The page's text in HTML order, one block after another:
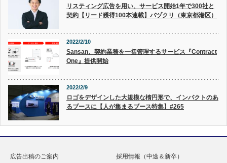
リスティング広告を用い、サービス開始1年で300社と
契約【リード獲得100本連載】バヅクリ（東京都港区）
2022/2/10
Sansan、契約業務を一括管理するサービス『Contract
One』提供開始
2022/2/9
ロゴをデザインした大規模な楕円形で、インパクトのあ
るブースに【人が集まるブース特集】#265
広告出稿のご案内 採用情報（中途＆新卒）